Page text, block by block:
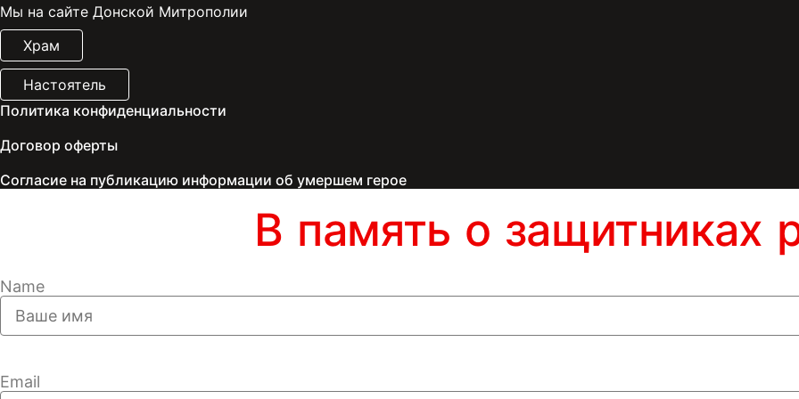
Мы на сайте Донской Митрополии
Храм
Настоятель
Политика конфиденциальности
Договор оферты
Согласие на публикацию информации об умершем герое
В память о защитниках
Name
Email